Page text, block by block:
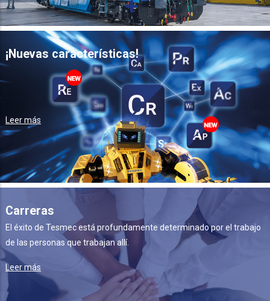
¡Nuevas características!
Leer más
Carreras
El éxito de Tesmec está profundamente determinado por el trabajo
de las personas que trabajan allí.
Leer más